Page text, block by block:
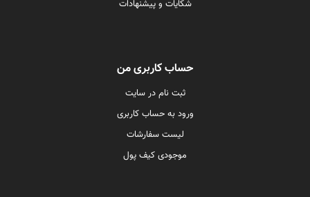
شکایات و پیشنهادات
حساب کاربری من
ثبت نام در سایت
ورود به حساب کاربری
لیست سفارشات
موجودی کیف پول